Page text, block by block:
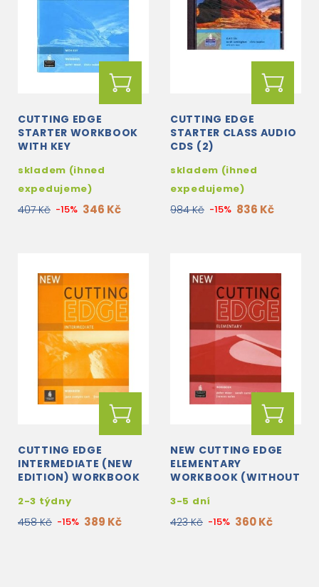
CUTTING EDGE
STARTER WORKBOOK
WITH KEY
skladem (ihned
expedujeme)
407 Kč -15% 346 Kč
CUTTING EDGE
STARTER CLASS AUDIO
CDS (2)
skladem (ihned
expedujeme)
984 Kč -15% 836 Kč
CUTTING EDGE
INTERMEDIATE (NEW
EDITION) WORKBOOK
2-3 týdny
458 Kč -15% 389 Kč
NEW CUTTING EDGE
ELEMENTARY
WORKBOOK (WITHOUT
3-5 dní
423 Kč -15% 360 Kč